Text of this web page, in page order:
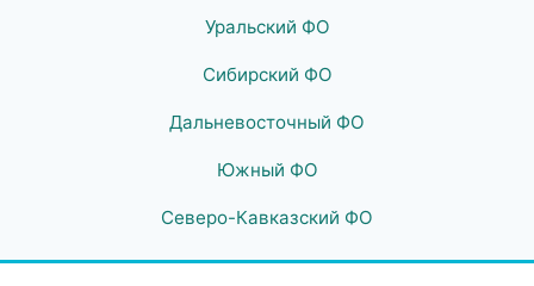
Уральский ФО
Сибирский ФО
Дальневосточный ФО
Южный ФО
Северо-Кавказский ФО